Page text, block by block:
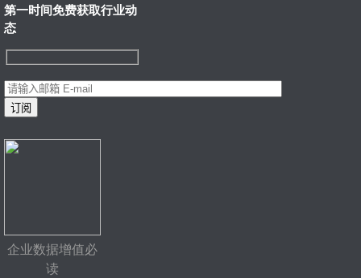
第一时间免费获取行业动
态
企业数据增值必
读